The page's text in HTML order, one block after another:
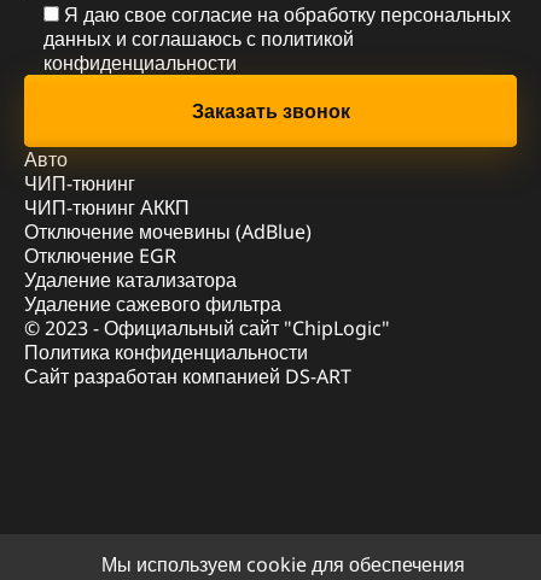
Я даю свое согласие на обработку персональных
данных и соглашаюсь с политикой
конфиденциальности
Авто
ЧИП-тюнинг
ЧИП-тюнинг АККП
Отключение мочевины (AdBlue)
Отключение EGR
Удаление катализатора
Удаление сажевого фильтра
© 2023 - Официальный сайт "ChipLogic"
Политика конфиденциальности
Сайт разработан компанией DS-ART
Мы используем cookie для обеспечения